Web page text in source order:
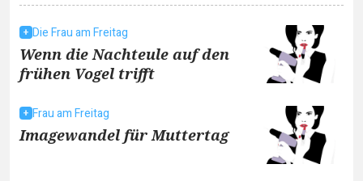
Die Frau am Freitag
Wenn die Nachteule auf den
frühen Vogel trifft
Frau am Freitag
Imagewandel für Muttertag